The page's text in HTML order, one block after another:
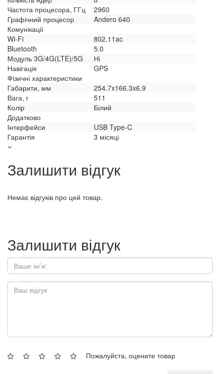
Частота процесора, ГГц
2960
Графічний процесор
Andero 640
Комунікації
Wi-Fi
802.11ac
Bluetooth
5.0
Модуль 3G/4G(LTE)/5G
Ні
Навігація
GPS
Фізичні характеристики
Габарити, мм
254.7x166.3x6.9
Вага, г
511
Колір
Білий
Додатково
Інтерфейси
USB Type-C
Гарантія
3 місяці
Залишити відгук
Немає відгуків про цей товар.
Залишити відгук
Пожалуйста, оцените товар